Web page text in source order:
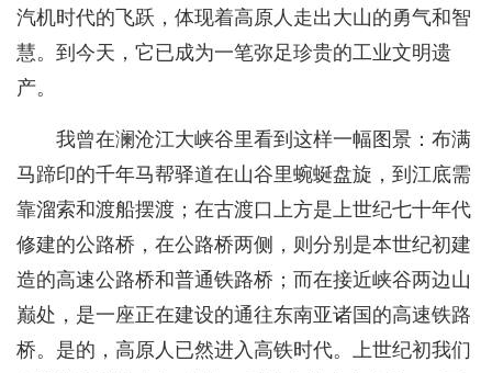
汽机时代的飞跃，体现着高原人走出大山的勇气和智
慧。到今天，它已成为一笔弥足珍贵的工业文明遗
产。
我曾在澜沧江大峡谷里看到这样一幅图景：布满
马蹄印的千年马帮驿道在山谷里蜿蜒盘旋，到江底需
靠溜索和渡船摆渡；在古渡口上方是上世纪七十年代
修建的公路桥，在公路桥两侧，则分别是本世纪初建
造的高速公路桥和普通铁路桥；而在接近峡谷两边山
巅处，是一座正在建设的通往东南亚诸国的高速铁路
桥。是的，高原人已然进入高铁时代。上世纪初我们